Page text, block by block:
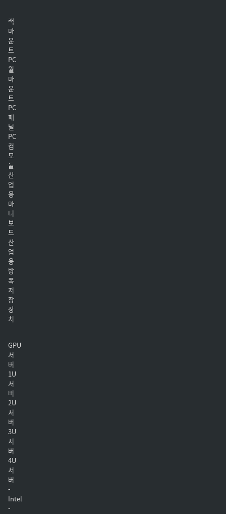
랙
마
운
트
PC
월
마
운
트
PC
패
널
PC
컴
모
듈
산
업
용
마
더
보
드
산
업
용
방
폭
저
장
장
치
GPU
서
버
1U
서
버
2U
서
버
3U
서
버
4U
서
버
-
Intel
-